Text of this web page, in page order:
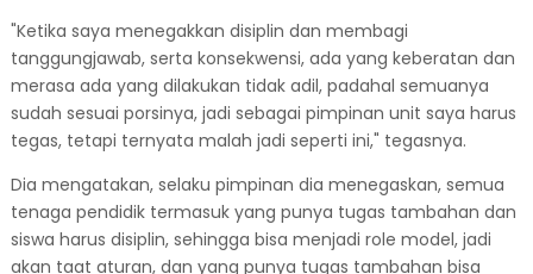
"Ketika saya menegakkan disiplin dan membagi
tanggungjawab, serta konsekwensi, ada yang keberatan dan
merasa ada yang dilakukan tidak adil, padahal semuanya
sudah sesuai porsinya, jadi sebagai pimpinan unit saya harus
tegas, tetapi ternyata malah jadi seperti ini," tegasnya.
Dia mengatakan, selaku pimpinan dia menegaskan, semua
tenaga pendidik termasuk yang punya tugas tambahan dan
siswa harus disiplin, sehingga bisa menjadi role model, jadi
akan taat aturan, dan yang punya tugas tambahan bisa